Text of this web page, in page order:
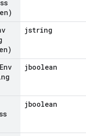
jstring
jboolean
jboolean